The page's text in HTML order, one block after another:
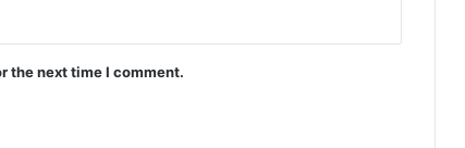
the next time I comment.